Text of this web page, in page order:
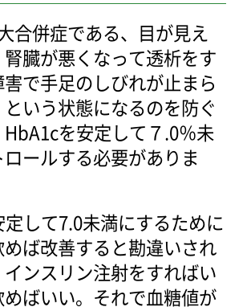
合併症である、目が見え
臓が悪くなって透析をす
で手足のしびれが止まら
いう状態になるのを防ぐ
を安定して７.0％未
ールする必要がありま
して7.0未満にするために
ば改善すると勘違いされ
ンスリン注射をすればい
ばいい。それで血糖値が